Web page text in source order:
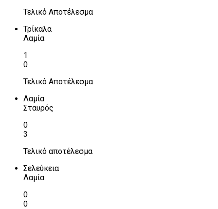
Τελικό Αποτέλεσμα
Τρίκαλα
Λαμία
1
0
Τελικό Αποτέλεσμα
Λαμία
Σταυρός
0
3
Τελικό αποτέλεσμα
Σελεύκεια
Λαμία
0
0